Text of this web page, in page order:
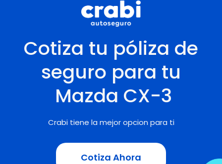
Cotiza tu póliza de
seguro para tu
Mazda CX-3
Crabi tiene la mejor opcion para ti
Cotiza Ahora